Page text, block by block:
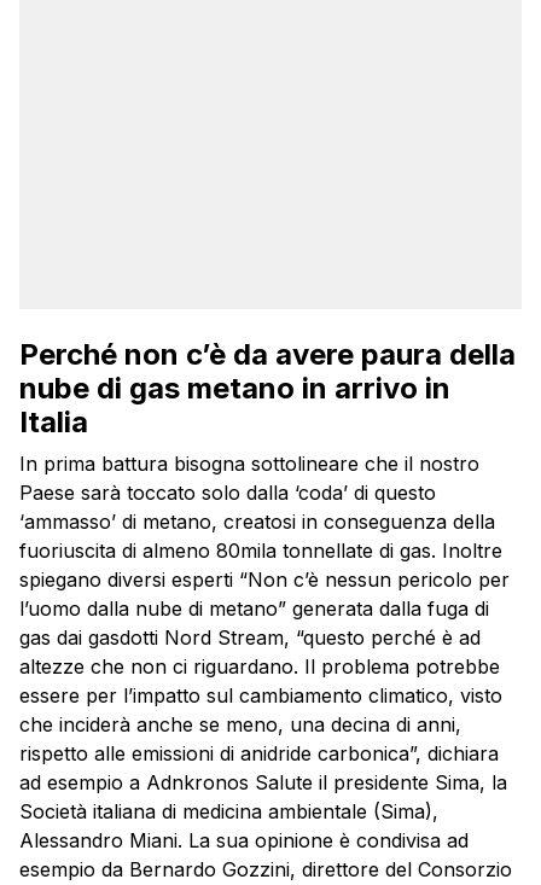
Perché non c’è da avere paura della
nube di gas metano in arrivo in
Italia
In prima battura bisogna sottolineare che il nostro
Paese sarà toccato solo dalla ‘coda’ di questo
‘ammasso’ di metano, creatosi in conseguenza della
fuoriuscita di almeno 80mila tonnellate di gas. Inoltre
spiegano diversi esperti “Non c’è nessun pericolo per
l’uomo dalla nube di metano” generata dalla fuga di
gas dai gasdotti Nord Stream, “questo perché è ad
altezze che non ci riguardano. Il problema potrebbe
essere per l’impatto sul cambiamento climatico, visto
che inciderà anche se meno, una decina di anni,
rispetto alle emissioni di anidride carbonica”, dichiara
ad esempio a Adnkronos Salute il presidente Sima, la
Società italiana di medicina ambientale (Sima),
Alessandro Miani. La sua opinione è condivisa ad
esempio da Bernardo Gozzini, direttore del Consorzio